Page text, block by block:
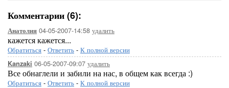
Комментарии (6):
Анатолия 04-05-2007-14:58 удалить
кажется кажется...
Обратиться - Ответить - К полной версии
Kanzaki 06-05-2007-09:07 удалить
Все обнаглели и забили на нас, в общем как всегда :)
Обратиться - Ответить - К полной версии